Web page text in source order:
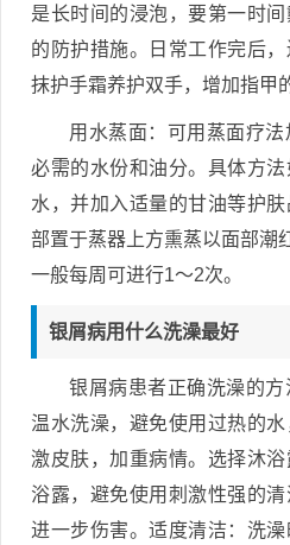
是长时间的浸泡，要第一时
的防护措施。日常工作完后
抹护手霜养护双手，增加指甲
用水蒸面：可用蒸面疗
必需的水份和油分。具体方
水，并加入适量的甘油等护
部置于蒸器上方熏蒸以面部潮
一般每周可进行1～2次。
银屑病用什么洗澡最好
银屑病患者正确洗澡的
温水洗澡，避免使用过热的
激皮肤，加重病情。选择沐
浴露，避免使用刺激性强的
进一步伤害。适度清洁：洗